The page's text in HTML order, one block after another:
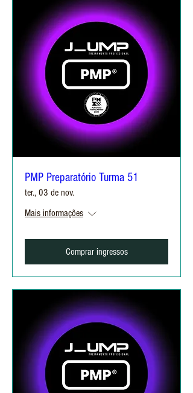
PMP Preparatório Turma 51
ter., 03 de nov.
Mais informações
Comprar ingressos